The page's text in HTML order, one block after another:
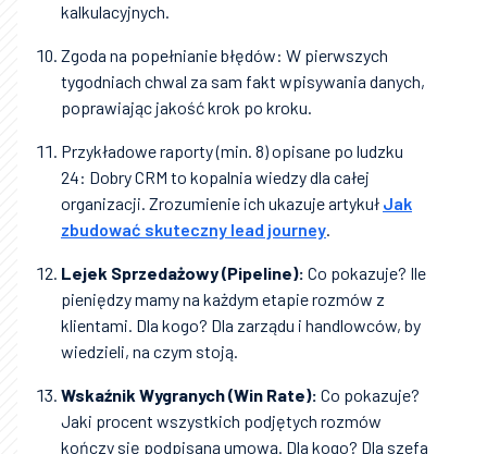
kalkulacyjnych.
Zgoda na popełnianie błędów: W pierwszych
tygodniach chwal za sam fakt wpisywania danych,
poprawiając jakość krok po kroku.
Przykładowe raporty (min. 8) opisane po ludzku
24: Dobry CRM to kopalnia wiedzy dla całej
organizacji. Zrozumienie ich ukazuje artykuł Jak
zbudować skuteczny lead journey.
Lejek Sprzedażowy (Pipeline): Co pokazuje? Ile
pieniędzy mamy na każdym etapie rozmów z
klientami. Dla kogo? Dla zarządu i handlowców, by
wiedzieli, na czym stoją.
Wskaźnik Wygranych (Win Rate): Co pokazuje?
Jaki procent wszystkich podjętych rozmów
kończy się podpisaną umową. Dla kogo? Dla szefa